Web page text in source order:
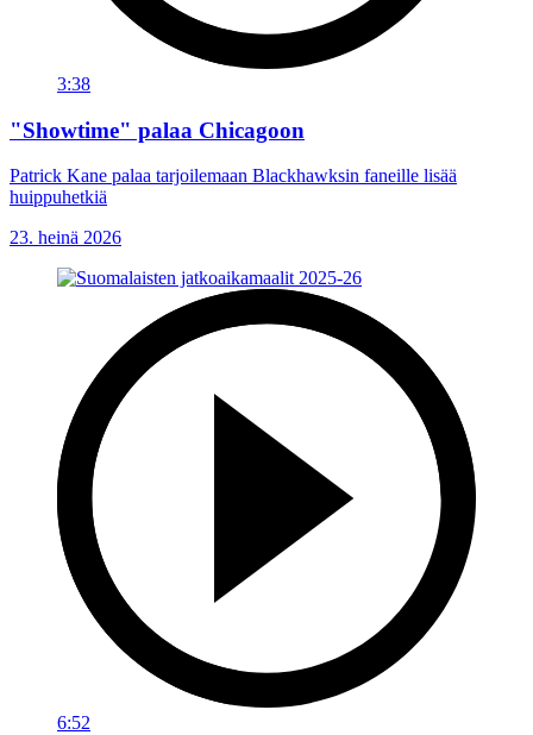
3:38
"Showtime" palaa Chicagoon
Patrick Kane palaa tarjoilemaan Blackhawksin faneille lisää
huippuhetkiä
23. heinä 2026
6:52